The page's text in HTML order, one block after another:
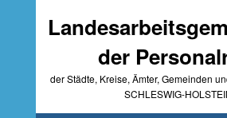
der
der Städte, Kreise, Ämter, Gemeinden
SCHLESWIG-